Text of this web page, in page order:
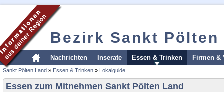
Bezirk Sankt Pölten
Nachrichten Inserate Essen & Trinken Firmen &
Sankt Pölten Land » Essen & Trinken » Lokalguide
Essen zum Mitnehmen Sankt Pölten Land